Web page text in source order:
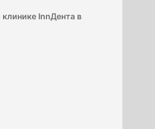
InnДента в